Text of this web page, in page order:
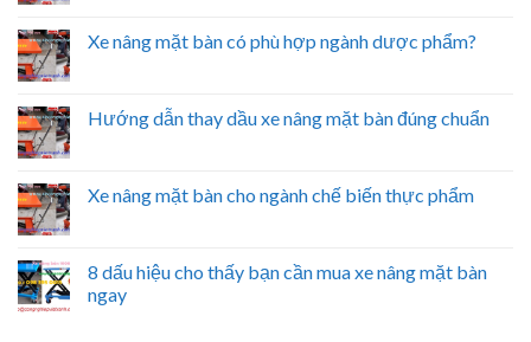
Xe nâng mặt bàn có phù hợp ngành dược phẩm?
Hướng dẫn thay dầu xe nâng mặt bàn đúng chuẩn
Xe nâng mặt bàn cho ngành chế biến thực phẩm
8 dấu hiệu cho thấy bạn cần mua xe nâng mặt bàn
ngay